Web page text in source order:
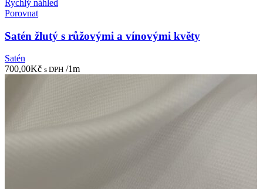
Rychlý náhled
Porovnat
Satén žlutý s růžovými a vínovými květy
Satén
700,00Kč s DPH /1m